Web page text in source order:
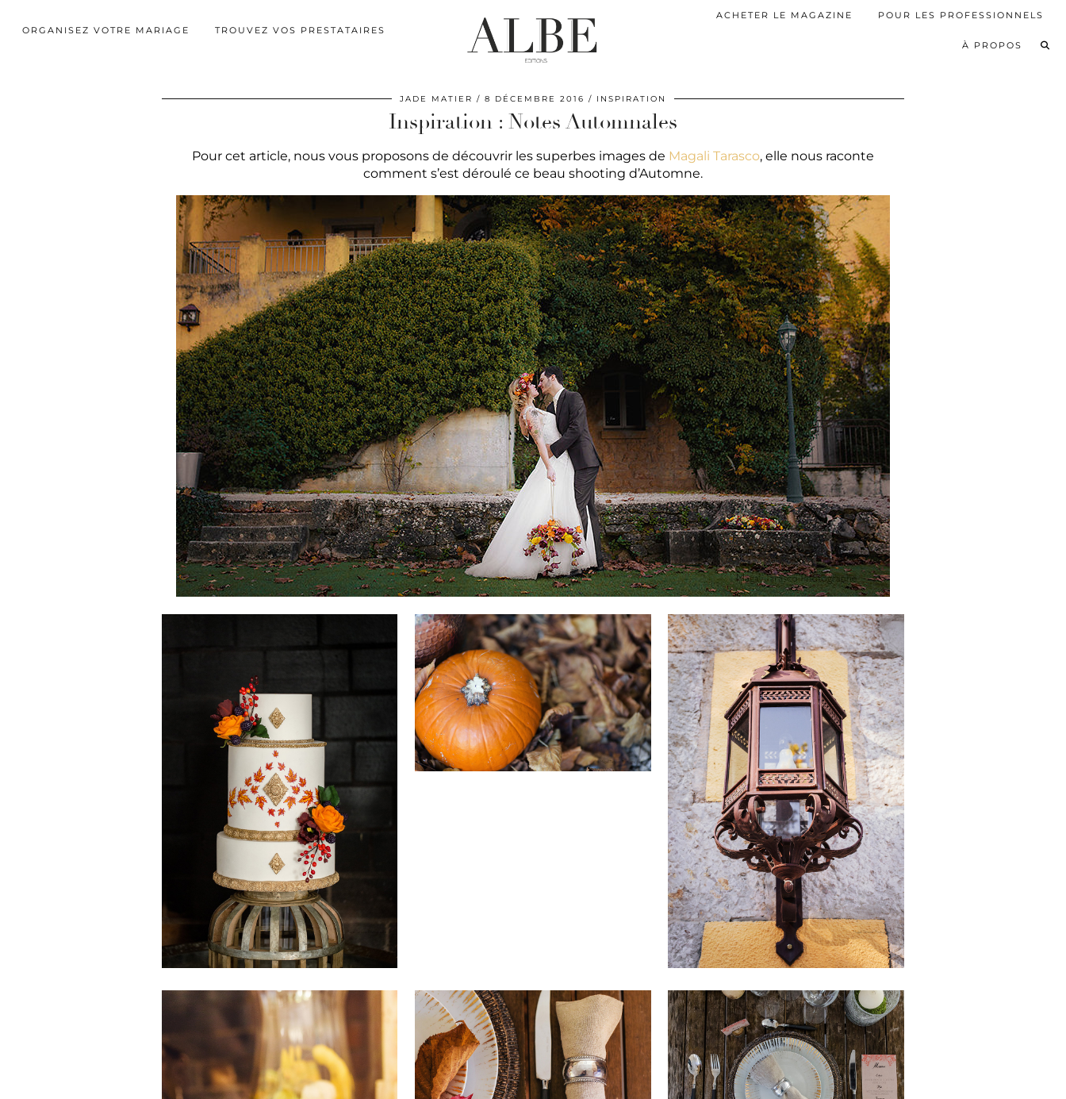
ORGANISEZ VOTRE MARIAGE TROUVEZ VOS PRESTATAIRES
ACHETER LE MAGAZINE POUR LES PROFESSIONNELS
À PROPOS
JADE MATIER 8 DÉCEMBRE 2016 INSPIRATION
Inspiration : Notes Automnales
Pour cet article, nous vous proposons de découvrir les superbes images de Magali Tarasco, elle nous raconte
comment s’est déroulé ce beau shooting d’Automne.